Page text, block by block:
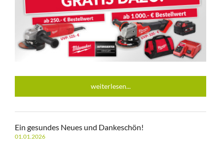
weiterlesen...
Ein gesundes Neues und Dankeschön!
01.01.2026